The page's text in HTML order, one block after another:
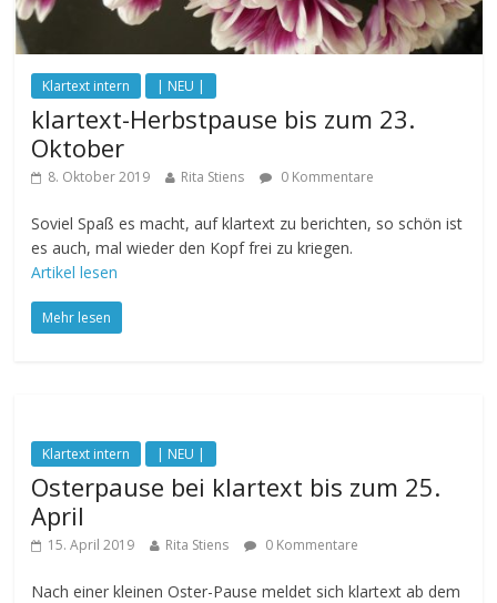
Klartext intern | NEU |
klartext-Herbstpause bis zum 23.
Oktober
8. Oktober 2019 Rita Stiens 0 Kommentare
Soviel Spaß es macht, auf klartext zu berichten, so schön ist
es auch, mal wieder den Kopf frei zu kriegen.
Artikel lesen
Mehr lesen
Klartext intern | NEU |
Osterpause bei klartext bis zum 25.
April
15. April 2019 Rita Stiens 0 Kommentare
Nach einer kleinen Oster-Pause meldet sich klartext ab dem